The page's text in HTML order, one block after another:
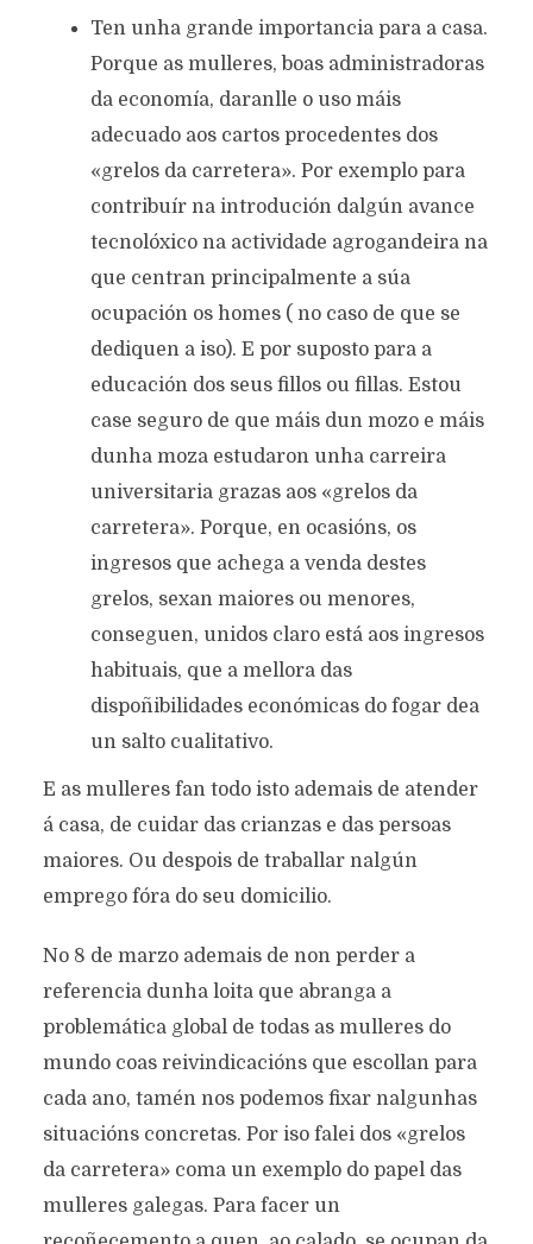
Ten unha grande importancia para a casa.
Porque as mulleres, boas administradoras
da economía, daranlle o uso máis
adecuado aos cartos procedentes dos
«grelos da carretera». Por exemplo para
contribuír na introdución dalgún avance
tecnolóxico na actividade agrogandeira na
que centran principalmente a súa
ocupación os homes ( no caso de que se
dediquen a iso). E por suposto para a
educación dos seus fillos ou fillas. Estou
case seguro de que máis dun mozo e máis
dunha moza estudaron unha carreira
universitaria grazas aos «grelos da
carretera». Porque, en ocasións, os
ingresos que achega a venda destes
grelos, sexan maiores ou menores,
conseguen, unidos claro está aos ingresos
habituais, que a mellora das
dispoñibilidades económicas do fogar dea
un salto cualitativo.
E as mulleres fan todo isto ademais de atender
á casa, de cuidar das crianzas e das persoas
maiores. Ou despois de traballar nalgún
emprego fóra do seu domicilio.
No 8 de marzo ademais de non perder a
referencia dunha loita que abranga a
problemática global de todas as mulleres do
mundo coas reivindicacións que escollan para
cada ano, tamén nos podemos fixar nalgunhas
situacións concretas. Por iso falei dos «grelos
da carretera» coma un exemplo do papel das
mulleres galegas. Para facer un